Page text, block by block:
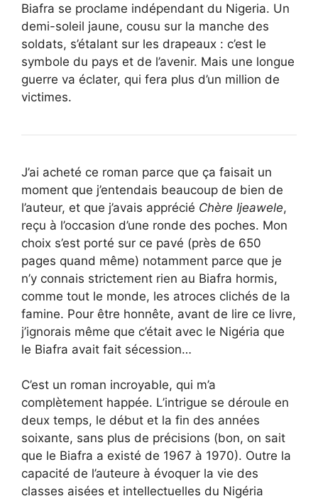
Biafra se proclame indépendant du Nigeria. Un
demi-soleil jaune, cousu sur la manche des
soldats, s’étalant sur les drapeaux : c’est le
symbole du pays et de l’avenir. Mais une longue
guerre va éclater, qui fera plus d’un million de
victimes.
J’ai acheté ce roman parce que ça faisait un
moment que j’entendais beaucoup de bien de
l’auteur, et que j’avais apprécié Chère Ijeawele,
reçu à l’occasion d’une ronde des poches. Mon
choix s’est porté sur ce pavé (près de 650
pages quand même) notamment parce que je
n’y connais strictement rien au Biafra hormis,
comme tout le monde, les atroces clichés de la
famine. Pour être honnête, avant de lire ce livre,
j’ignorais même que c’était avec le Nigéria que
le Biafra avait fait sécession…
C’est un roman incroyable, qui m’a
complètement happée. L’intrigue se déroule en
deux temps, le début et la fin des années
soixante, sans plus de précisions (bon, on sait
que le Biafra a existé de 1967 à 1970). Outre la
capacité de l’auteure à évoquer la vie des
classes aisées et intellectuelles du Nigéria